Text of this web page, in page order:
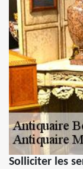
Solliciter les